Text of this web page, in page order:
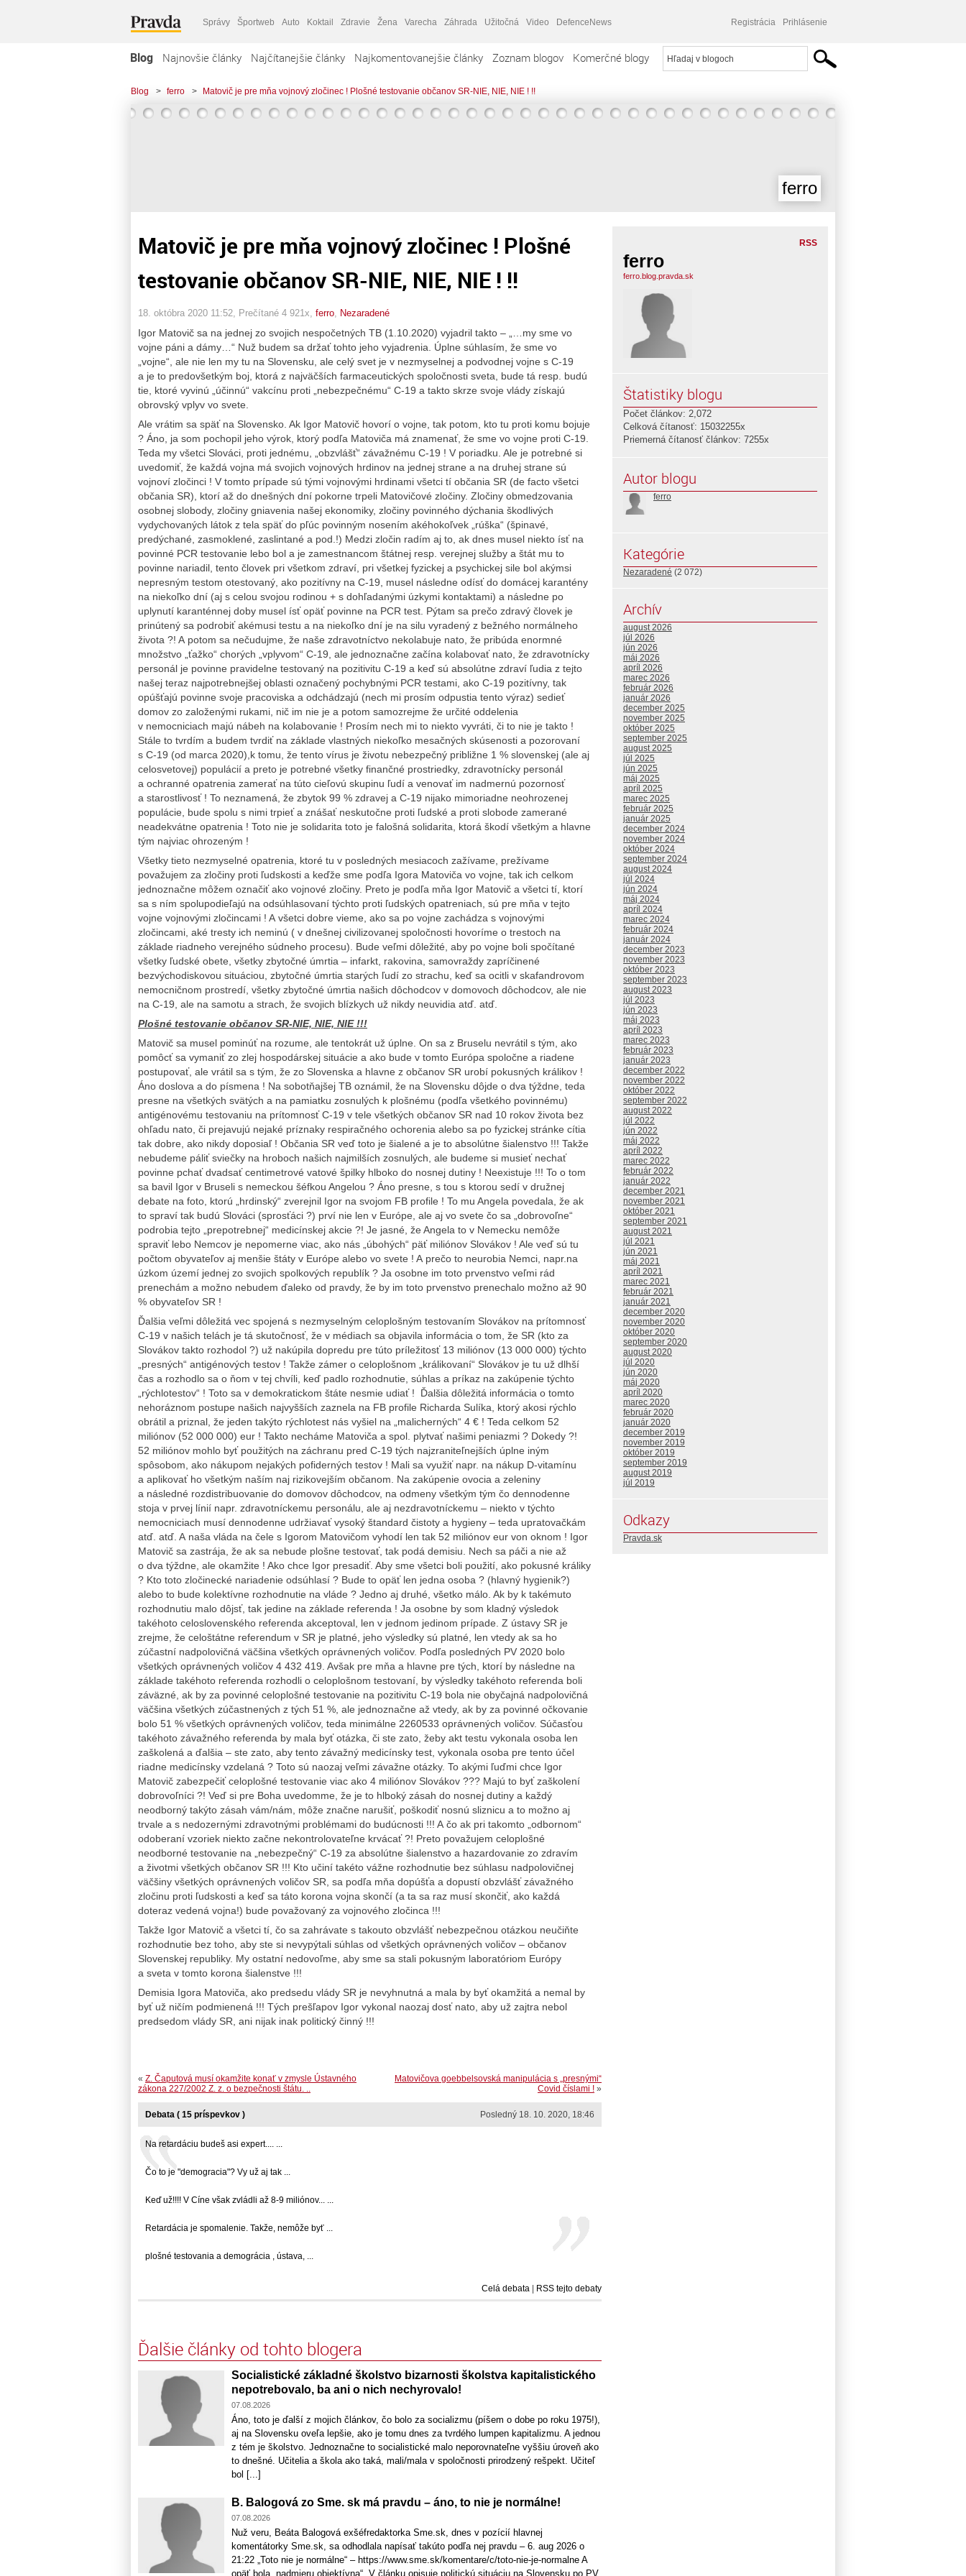
Správy Športweb Auto Koktail Zdravie Žena Varecha Záhrada Užitočná Video DefenceNews Registrácia Prihlásenie
Blog Najnovšie články Najčítanejšie články Najkomentovanejšie články Zoznam blogov Komerčné blogy
Blog > ferro > Matovič je pre mňa vojnový zločinec ! Plošné testovanie občanov SR-NIE, NIE, NIE ! !!
ferro
Matovič je pre mňa vojnový zločinec ! Plošné
testovanie občanov SR-NIE, NIE, NIE ! !!
18. októbra 2020 11:52 , Prečítané 4 921x, ferro Nezaradené
Igor Matovič sa na jednej zo svojich nespočetných TB (1.10.2020) vyjadril takto – „…my sme vo
vojne páni a dámy…“ Nuž budem sa držať tohto jeho vyjadrenia. Úplne súhlasím, že sme vo
„vojne“, ale nie len my tu na Slovensku, ale celý svet je v nezmyselnej a podvodnej vojne s C-19
a je to predovšetkým boj, ktorá z najväčších farmaceutických spoločnosti sveta, bude tá resp. budú
tie, ktoré vyvinú „účinnú“ vakcínu proti „nebezpečnému“ C-19 a takto skrze svoje vlády získajú
obrovský vplyv vo svete.
Ale vrátim sa späť na Slovensko. Ak Igor Matovič hovorí o vojne, tak potom, kto tu proti komu bojuje
? Áno, ja som pochopil jeho výrok, ktorý podľa Matoviča má znamenať, že sme vo vojne proti C-19.
Teda my všetci Slováci, proti jednému, „obzvlášť“ závažnému C-19 ! V poriadku. Ale je potrebné si
uvedomiť, že každá vojna má svojich vojnových hrdinov na jednej strane a na druhej strane sú
vojnoví zločinci ! V tomto prípade sú tými vojnovými hrdinami všetci tí občania SR (de facto všetci
občania SR), ktorí až do dnešných dní pokorne trpeli Matovičové zločiny. Zločiny obmedzovania
osobnej slobody, zločiny gniavenia našej ekonomiky, zločiny povinného dýchania škodlivých
vydychovaných látok z tela späť do pľúc povinným nosením akéhokoľvek „rúška“ (špinavé,
predýchané, zasmoklené, zaslintané a pod.!) Medzi zločin radím aj to, ak dnes musel niekto ísť na
povinné PCR testovanie lebo bol a je zamestnancom štátnej resp. verejnej služby a štát mu to
povinne nariadil, tento človek pri všetkom zdraví, pri všetkej fyzickej a psychickej sile bol akýmsi
nepresným testom otestovaný, ako pozitívny na C-19, musel následne odísť do domácej karantény
na niekoľko dní (aj s celou svojou rodinou + s dohľadanými úzkymi kontaktami) a následne po
uplynutí karanténnej doby musel ísť opäť povinne na PCR test. Pýtam sa prečo zdravý človek je
prinútený sa podrobiť akémusi testu a na niekoľko dní je na silu vyradený z bežného normálneho
života ?! A potom sa nečudujme, že naše zdravotníctvo nekolabuje nato, že pribúda enormné
množstvo „ťažko“ chorých „vplyvom“ C-19, ale jednoznačne začína kolabovať nato, že zdravotnícky
personál je povinne pravidelne testovaný na pozitivitu C-19 a keď sú absolútne zdraví ľudia z tejto
našej teraz najpotrebnejšej oblasti označený pochybnými PCR testami, ako C-19 pozitívny, tak
opúšťajú povinne svoje pracoviska a odchádzajú (nech mi prosím odpustia tento výraz) sedieť
domov zo založenými rukami, nič im nie je a potom samozrejme že určité oddelenia
v nemocniciach majú nábeh na kolabovanie ! Prosím nech mi to niekto vyvráti, či to nie je takto !
Stále to tvrdím a budem tvrdiť na základe vlastných niekoľko mesačných skúsenosti a pozorovaní
s C-19 (od marca 2020),k tomu, že tento vírus je životu nebezpečný približne 1 % slovenskej (ale aj
celosvetovej) populácií a preto je potrebné všetky finančné prostriedky, zdravotnícky personál
a ochranné opatrenia zamerať na túto cieľovú skupinu ľudí a venovať im nadmernú pozornosť
a starostlivosť ! To neznamená, že zbytok 99 % zdravej a C-19 nijako mimoriadne neohrozenej
populácie, bude spolu s nimi trpieť a znášať neskutočne proti ľudské a proti slobode zamerané
neadekvátne opatrenia ! Toto nie je solidarita toto je falošná solidarita, ktorá škodí všetkým a hlavne
tým najviac ohrozeným !
Všetky tieto nezmyselné opatrenia, ktoré tu v posledných mesiacoch zažívame, prežívame
považujem za zločiny proti ľudskosti a keďže sme podľa Igora Matoviča vo vojne, tak ich celkom
jednoznačne môžem označiť ako vojnové zločiny. Preto je podľa mňa Igor Matovič a všetci tí, ktorí
sa s ním spolupodieľajú na odsúhlasovaní týchto proti ľudských opatreniach, sú pre mňa v tejto
vojne vojnovými zločincami ! A všetci dobre vieme, ako sa po vojne zachádza s vojnovými
zločincami, aké tresty ich neminú ( v dnešnej civilizovanej spoločnosti hovoríme o trestoch na
základe riadneho verejného súdneho procesu). Bude veľmi dôležité, aby po vojne boli spočítané
všetky ľudské obete, všetky zbytočné úmrtia – infarkt, rakovina, samovraždy zapríčinené
bezvýchodiskovou situáciou, zbytočné úmrtia starých ľudí zo strachu, keď sa ocitli v skafandrovom
nemocničnom prostredí, všetky zbytočné úmrtia našich dôchodcov v domovoch dôchodcov, ale nie
na C-19, ale na samotu a strach, že svojich blízkych už nikdy neuvidia atď. atď.
Plošné testovanie občanov SR-NIE, NIE, NIE !!!
Matovič sa musel pominúť na rozume, ale tentokrát už úplne. On sa z Bruselu nevrátil s tým, ako
pomôcť sa vymaniť zo zlej hospodárskej situácie a ako bude v tomto Európa spoločne a riadene
postupovať, ale vrátil sa s tým, že zo Slovenska a hlavne z občanov SR urobí pokusných králikov !
Áno doslova a do písmena ! Na sobotňajšej TB oznámil, že na Slovensku dôjde o dva týždne, teda
presne na všetkých svätých a na pamiatku zosnulých k plošnému (podľa všetkého povinnému)
antigénovému testovaniu na prítomnosť C-19 v tele všetkých občanov SR nad 10 rokov života bez
ohľadu nato, či prejavujú nejaké príznaky respiračného ochorenia alebo sa po fyzickej stránke cítia
tak dobre, ako nikdy doposiaľ ! Občania SR veď toto je šialené a je to absolútne šialenstvo !!! Takže
nebudeme páliť sviečky na hroboch našich najmilších zosnulých, ale budeme si musieť nechať
povinne pchať dvadsať centimetrové vatové špilky hlboko do nosnej dutiny ! Neexistuje !!! To o tom
sa bavil Igor v Bruseli s nemeckou šéfkou Angelou ? Áno presne, s tou s ktorou sedí v družnej
debate na foto, ktorú „hrdinský“ zverejnil Igor na svojom FB profile ! To mu Angela povedala, že ak
to spraví tak budú Slováci (sprosťáci ?) prví nie len v Európe, ale aj vo svete čo sa „dobrovoľne“
podrobia tejto „prepotrebnej“ medicínskej akcie ?! Je jasné, že Angela to v Nemecku nemôže
spraviť lebo Nemcov je nepomerne viac, ako nás „úbohých“ päť miliónov Slovákov ! Ale veď sú tu
počtom obyvateľov aj menšie štáty v Európe alebo vo svete ! A prečo to neurobia Nemci, napr.na
úzkom území jednej zo svojich spolkových republík ? Ja osobne im toto prvenstvo veľmi rád
prenechám a možno nebudem ďaleko od pravdy, že by im toto prvenstvo prenechalo možno až 90
% obyvateľov SR !
Ďalšia veľmi dôležitá vec spojená s nezmyselným celoplošným testovaním Slovákov na prítomnosť
C-19 v našich telách je tá skutočnosť, že v médiach sa objavila informácia o tom, že SR (kto za
Slovákov takto rozhodol ?) už nakúpila dopredu pre túto príležitosť 13 miliónov (13 000 000) týchto
„presných“ antigénových testov ! Takže zámer o celoplošnom „králikovaní“ Slovákov je tu už dlhší
čas a rozhodlo sa o ňom v tej chvíli, keď padlo rozhodnutie, súhlas a príkaz na zakúpenie týchto
„rýchlotestov“ ! Toto sa v demokratickom štáte nesmie udiať ! Ďalšia dôležitá informácia o tomto
nehoráznom postupe našich najvyšších zaznela na FB profile Richarda Sulíka, ktorý akosi rýchlo
obrátil a priznal, že jeden takýto rýchlotest nás vyšiel na „malicherných“ 4 € ! Teda celkom 52
miliónov (52 000 000) eur ! Takto necháme Matoviča a spol. plytvať našimi peniazmi ? Dokedy ?!
52 miliónov mohlo byť použitých na záchranu pred C-19 tých najzraniteľnejších úplne iným
spôsobom, ako nákupom nejakých pofiderných testov ! Mali sa využiť napr. na nákup D-vitamínu
a aplikovať ho všetkým naším naj rizikovejším občanom. Na zakúpenie ovocia a zeleniny
a následné rozdistribuovanie do domovov dôchodcov, na odmeny všetkým tým čo dennodenne
stoja v prvej línií napr. zdravotníckemu personálu, ale aj nezdravotníckemu – niekto v týchto
nemocniciach musí dennodenne udržiavať vysoký štandard čistoty a hygieny – teda upratovačkám
atď. atď. A naša vláda na čele s Igorom Matovičom vyhodí len tak 52 miliónov eur von oknom ! Igor
Matovič sa zastrája, že ak sa nebude plošne testovať, tak podá demisiu. Nech sa páči a nie až
o dva týždne, ale okamžite ! Ako chce Igor presadiť. Aby sme všetci boli použití, ako pokusné králiky
? Kto toto zločinecké nariadenie odsúhlasí ? Bude to opäť len jedna osoba ? (hlavný hygienik?)
alebo to bude kolektívne rozhodnutie na vláde ? Jedno aj druhé, všetko málo. Ak by k takémuto
rozhodnutiu malo dôjsť, tak jedine na základe referenda ! Ja osobne by som kladný výsledok
takéhoto celoslovenského referenda akceptoval, len v jednom jedinom prípade. Z ústavy SR je
zrejme, že celoštátne referendum v SR je platné, jeho výsledky sú platné, len vtedy ak sa ho
zúčastní nadpolovičná väčšina všetkých oprávnených voličov. Podľa posledných PV 2020 bolo
všetkých oprávnených voličov 4 432 419. Avšak pre mňa a hlavne pre tých, ktorí by následne na
základe takéhoto referenda rozhodli o celoplošnom testovaní, by výsledky takéhoto referenda boli
záväzné, ak by za povinné celoplošné testovanie na pozitivitu C-19 bola nie obyčajná nadpolovičná
väčšina všetkých zúčastnených z tých 51 %, ale jednoznačne až vtedy, ak by za povinné očkovanie
bolo 51 % všetkých oprávnených voličov, teda minimálne 2260533 oprávnených voličov. Súčasťou
takéhoto závažného referenda by mala byť otázka, či ste zato, žeby akt testu vykonala osoba len
zaškolená a ďalšia – ste zato, aby tento závažný medicínsky test, vykonala osoba pre tento účel
riadne medicínsky vzdelaná ? Toto sú naozaj veľmi závažne otázky. To akými ľuďmi chce Igor
Matovič zabezpečiť celoplošné testovanie viac ako 4 miliónov Slovákov ??? Majú to byť zaškolení
dobrovoľníci ?! Veď si pre Boha uvedomme, že je to hlboký zásah do nosnej dutiny a každý
neodborný takýto zásah vám/nám, môže značne narušiť, poškodiť nosnú sliznicu a to možno aj
trvale a s nedozernými zdravotnými problémami do budúcnosti !!! A čo ak pri takomto „odbornom“
odoberaní vzoriek niekto začne nekontrolovateľne krvácať ?! Preto považujem celoplošné
neodborné testovanie na „nebezpečný“ C-19 za absolútne šialenstvo a hazardovanie zo zdravím
a životmi všetkých občanov SR !!! Kto učiní takéto vážne rozhodnutie bez súhlasu nadpolovičnej
väčšiny všetkých oprávnených voličov SR, sa podľa mňa dopúšťa a dopustí obzvlášť závažného
zločinu proti ľudskosti a keď sa táto korona vojna skončí (a ta sa raz musí skončiť, ako každá
doteraz vedená vojna!) bude považovaný za vojnového zločinca !!!
Takže Igor Matovič a všetci tí, čo sa zahrávate s takouto obzvlášť nebezpečnou otázkou neučiňte
rozhodnutie bez toho, aby ste si nevypýtali súhlas od všetkých oprávnených voličov – občanov
Slovenskej republiky. My ostatní nedovoľme, aby sme sa stali pokusným laboratóriom Európy
a sveta v tomto korona šialenstve !!!
Demisia Igora Matoviča, ako predsedu vlády SR je nevyhnutná a mala by byť okamžitá a nemal by
byť už ničím podmienená !!! Tých prešľapov Igor vykonal naozaj dosť nato, aby už zajtra nebol
predsedom vlády SR, ani nijak inak politický činný !!!
Matovičova goebbelsovská manipulácia s „presnými“
Covid číslami ! »
« Z. Čaputová musí okamžite konať v zmysle Ústavného
zákona 227/2002 Z. z. o bezpečnosti štátu. ..
Posledný 18. 10. 2020, 18:46
Debata ( 15 príspevkov )
Na retardáciu budeš asi expert.... ...
Čo to je "demogracia"? Vy už aj tak ...
Keď už!!!! V Cíne však zvládli až 8-9 miliónov... ...
Retardácia je spomalenie. Takže, nemôže byť ...
plošné testovania a demográcia , ústava, ...
Celá debata | RSS tejto debaty
Ďalšie články od tohto blogera
Socialistické základné školstvo bizarnosti školstva kapitalistického
nepotrebovalo, ba ani o nich nechyrovalo!
07.08.2026
Áno, toto je ďalší z mojich článkov, čo bolo za socializmu (píšem o dobe po roku 1975!),
aj na Slovensku oveľa lepšie, ako je tomu dnes za tvrdého lumpen kapitalizmu. A jednou
z tém je školstvo. Jednoznačne to socialistické malo neporovnateľne vyššiu úroveň ako
to dnešné. Učitelia a škola ako taká, mali/mala v spoločnosti prirodzený rešpekt. Učiteľ
bol [...]
B. Balogová zo Sme. sk má pravdu – áno, to nie je normálne!
07.08.2026
Nuž veru, Beáta Balogová exšéfredaktorka Sme.sk, dnes v pozícií hlavnej
komentátorky Sme.sk, sa odhodlala napísať takúto podľa nej pravdu – 6. aug 2026 o
21:22 „Toto nie je normálne“ – https://www.sme.sk/komentare/c/toto-nie-je-normalne A
opäť bola „nadmieru objektívna“. V článku opisuje politickú situáciu na Slovensku po PV
RSS
ferro
ferro.blog.pravda.sk
Štatistiky blogu
Počet článkov: 2,072
Celková čítanosť: 15032255x
Priemerná čítanosť článkov: 7255x
Autor blogu
ferro
Kategórie
Nezaradené (2 072)
Archív
august 2026
júl 2026
jún 2026
máj 2026
apríl 2026
marec 2026
február 2026
január 2026
december 2025
november 2025
október 2025
september 2025
august 2025
júl 2025
jún 2025
máj 2025
apríl 2025
marec 2025
február 2025
január 2025
december 2024
november 2024
október 2024
september 2024
august 2024
júl 2024
jún 2024
máj 2024
apríl 2024
marec 2024
február 2024
január 2024
december 2023
november 2023
október 2023
september 2023
august 2023
júl 2023
jún 2023
máj 2023
apríl 2023
marec 2023
február 2023
január 2023
december 2022
november 2022
október 2022
september 2022
august 2022
júl 2022
jún 2022
máj 2022
apríl 2022
marec 2022
február 2022
január 2022
december 2021
november 2021
október 2021
september 2021
august 2021
júl 2021
jún 2021
máj 2021
apríl 2021
marec 2021
február 2021
január 2021
december 2020
november 2020
október 2020
september 2020
august 2020
júl 2020
jún 2020
máj 2020
apríl 2020
marec 2020
február 2020
január 2020
december 2019
november 2019
október 2019
september 2019
august 2019
júl 2019
Odkazy
Pravda.sk